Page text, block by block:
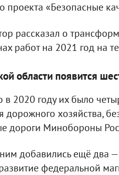
проекта «Безопасные
рассказал о
работ на 2021 год на
области появится
в 2020 году их было
дорожного хозяйства,
дороги Минобороны
добавились ещё два
федеральной